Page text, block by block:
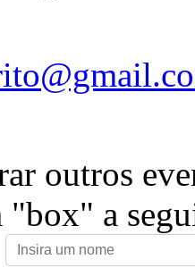
outros
"box" a